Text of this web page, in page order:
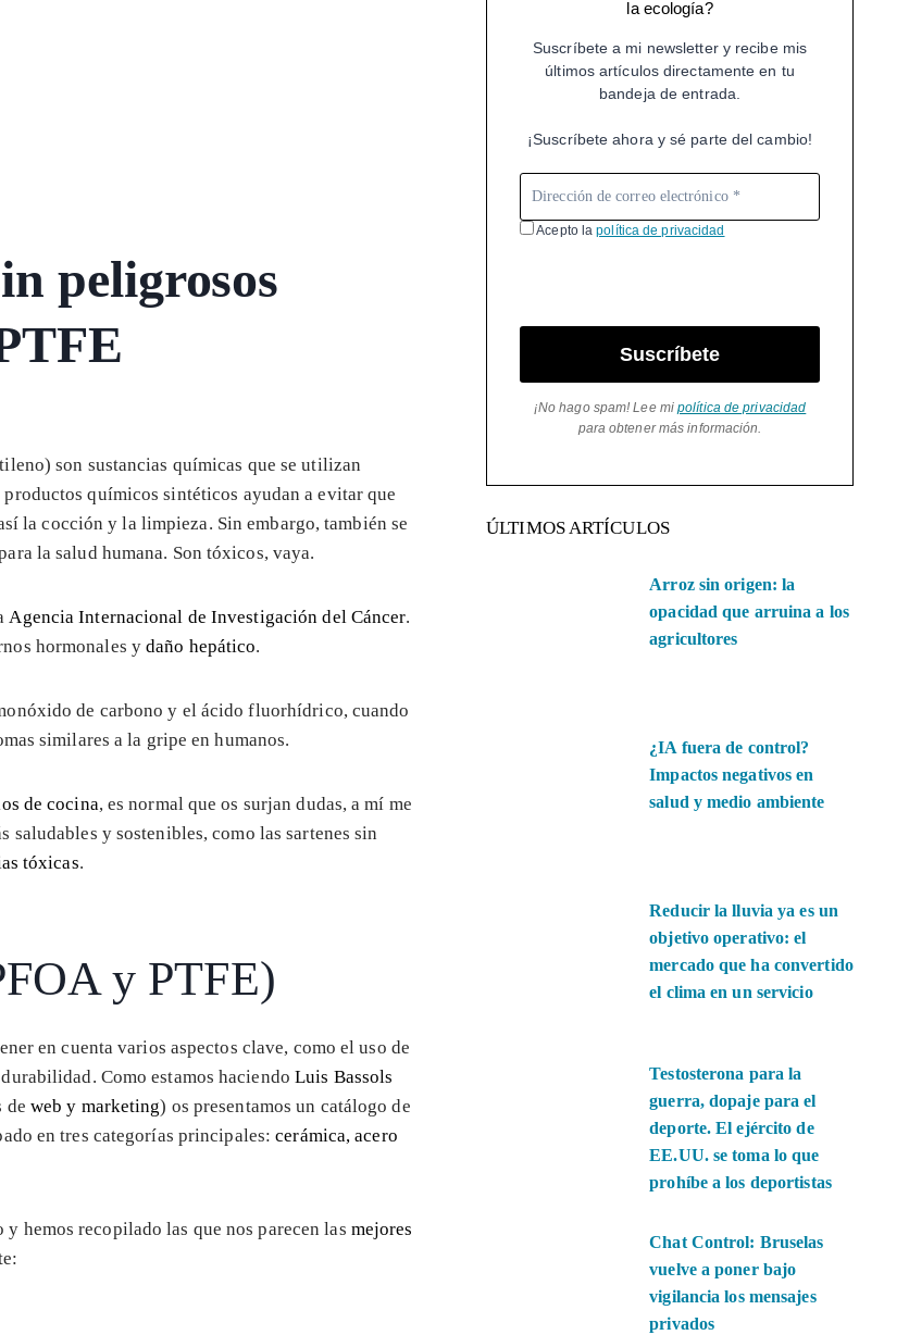
peligrosos
son sustancias químicas que se utilizan
productos químicos sintéticos ayudan a evitar que
la cocción y la limpieza. Sin embargo, también se
la salud humana. Son tóxicos, vaya.
Agencia Internacional de Investigación del Cáncer.
hormonales ydaño hepático.
de carbono y el ácido fluorhídrico, cuando
similares a la gripe en humanos.
de cocina, es normal que os surjan dudas, a mí me
saludables y sostenibles, como las sartenes sin
tóxicas.
y PTFE)
en cuenta varios aspectos clave, como el uso de
Como estamos haciendo Luis Bassols
de web y marketing) os presentamos un catálogo de
en tres categorías principales:cerámica, acero
hemos recopilado las que nos parecen las mejores
la ecología?
Suscríbete a mi newsletter y recibe mis
últimos artículos directamente en tu
bandeja de entrada.
¡Suscríbete ahora y sé parte del cambio!
Acepto lapolítica de privacidad
Suscríbete
¡No hago spam! Lee mipolítica de privacidad
para obtener más información.
ÚLTIMOS ARTÍCULOS
Arroz sin origen: la
opacidad que arruina a los
agricultores
¿IA fuera de control?
Impactos negativos en
salud y medio ambiente
Reducir la lluvia ya es un
objetivo operativo: el
mercado que ha convertido
el clima en un servicio
Testosterona para la
guerra, dopaje para el
deporte. El ejército de
EE.UU. se toma lo que
prohíbe a los deportistas
Chat Control: Bruselas
vuelve a poner bajo
vigilancia los mensajes
privados